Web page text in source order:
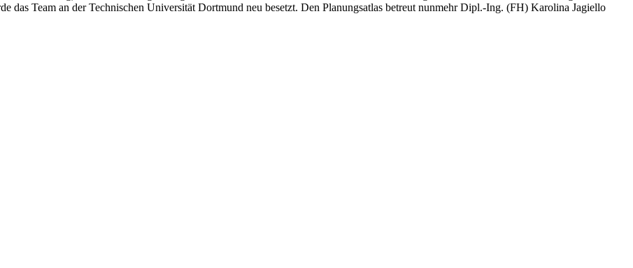
Team an der Technischen Universität Dortmund neu besetzt. Den Planungsatlas betreut nunmehr Dipl.-Ing. (FH) Karolina Jagiello